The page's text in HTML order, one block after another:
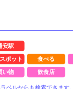
安駅
ポット
食べる
い物
飲食店